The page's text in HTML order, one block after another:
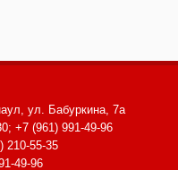
ул. Бабуркина, 7а
+7 (961) 991-49-96
210-55-35
49-96